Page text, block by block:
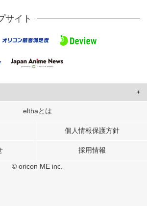
サイト
使用して、ユーザーに合わせたコンテンツや広告の
タ解析の各パートナーに提供しています。
elthaとは
個人情報保護方針
採用情報
© oricon ME inc.